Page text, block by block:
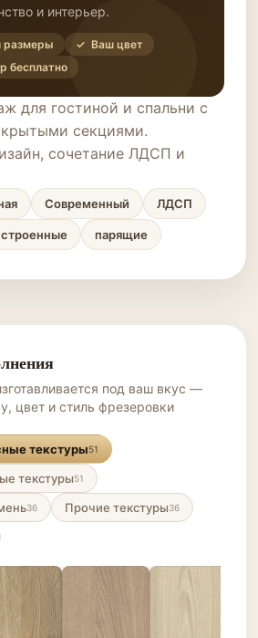
и интерьер.
✓ Ваш цвет
бесплатно
для гостиной и спальни с
секциями.
сочетание ЛДСП и
Современный ЛДСП
парящие
под ваш вкус —
цвет и стиль фрезеровки
текстуры51
текстуры51
36 Прочие текстуры36